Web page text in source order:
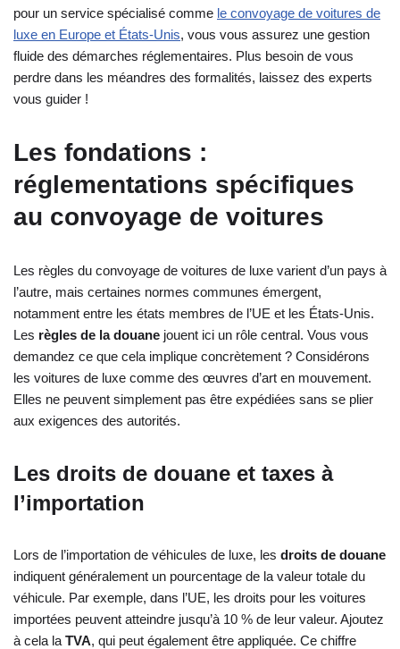
pour un service spécialisé comme le convoyage de voitures de
luxe en Europe et États-Unis, vous vous assurez une gestion
fluide des démarches réglementaires. Plus besoin de vous
perdre dans les méandres des formalités, laissez des experts
vous guider !
Les fondations :
réglementations spécifiques
au convoyage de voitures
Les règles du convoyage de voitures de luxe varient d’un pays à
l’autre, mais certaines normes communes émergent,
notamment entre les états membres de l’UE et les États-Unis.
Les règles de la douane jouent ici un rôle central. Vous vous
demandez ce que cela implique concrètement ? Considérons
les voitures de luxe comme des œuvres d’art en mouvement.
Elles ne peuvent simplement pas être expédiées sans se plier
aux exigences des autorités.
Les droits de douane et taxes à
l’importation
Lors de l’importation de véhicules de luxe, les droits de douane
indiquent généralement un pourcentage de la valeur totale du
véhicule. Par exemple, dans l’UE, les droits pour les voitures
importées peuvent atteindre jusqu’à 10 % de leur valeur. Ajoutez
à cela la TVA, qui peut également être appliquée. Ce chiffre